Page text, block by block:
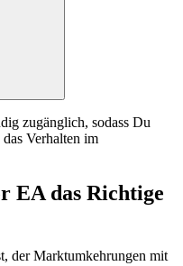
zugänglich, sodass Du
Verhalten im
EA das Richtige
der Marktumkehrungen mit